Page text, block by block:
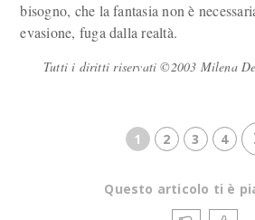
bisogno, che la fantasia non è
evasione, fuga dalla realtà.
Tutti i diritti riservati ©2003 Milena
1 2 3 4
Questo articolo ti è